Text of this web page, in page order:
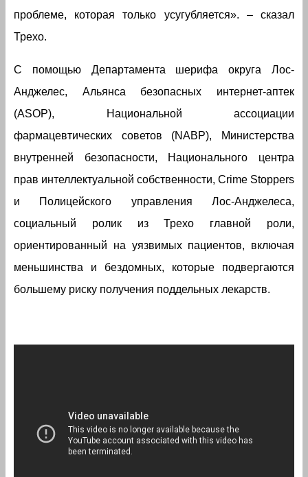
проблеме, которая только усугубляется». – сказал
Трехо.
С помощью Департамента шерифа округа Лос-
Анджелес, Альянса безопасных интернет-аптек
(ASOP), Национальной ассоциации
фармацевтических советов (NABP), Министерства
внутренней безопасности, Национального центра
прав интеллектуальной собственности, Crime Stoppers
и Полицейского управления Лос-Анджелеса,
социальный ролик из Трехо главной роли,
ориентированный на уязвимых пациентов, включая
меньшинства и бездомных, которые подвергаются
большему риску получения поддельных лекарств.